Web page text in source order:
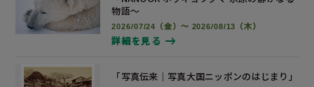
物語～
2026/07/24（金）～ 2026/08/13（木）
詳細を見る
「写真伝来｜写真大国ニッポンのはじまり」